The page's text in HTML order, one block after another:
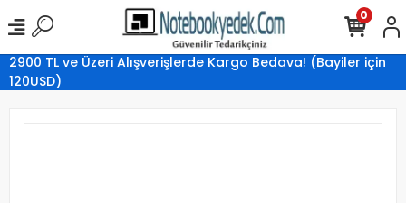
2900 TL ve Üzeri Alışverişlerde Kargo Bedava! (Bayiler için
120USD)
0